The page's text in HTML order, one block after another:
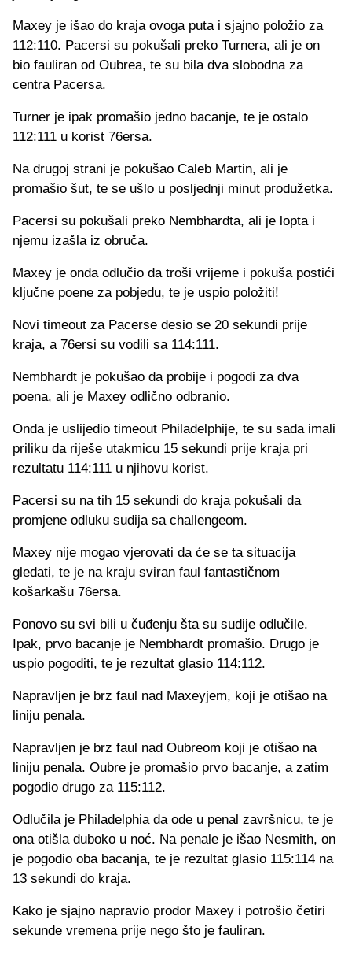
Maxey je išao do kraja ovoga puta i sjajno položio za
112:110. Pacersi su pokušali preko Turnera, ali je on
bio fauliran od Oubrea, te su bila dva slobodna za
centra Pacersa.
Turner je ipak promašio jedno bacanje, te je ostalo
112:111 u korist 76ersa.
Na drugoj strani je pokušao Caleb Martin, ali je
promašio šut, te se ušlo u posljednji minut produžetka.
Pacersi su pokušali preko Nembhardta, ali je lopta i
njemu izašla iz obruča.
Maxey je onda odlučio da troši vrijeme i pokuša postići
ključne poene za pobjedu, te je uspio položiti!
Novi timeout za Pacerse desio se 20 sekundi prije
kraja, a 76ersi su vodili sa 114:111.
Nembhardt je pokušao da probije i pogodi za dva
poena, ali je Maxey odlično odbranio.
Onda je uslijedio timeout Philadelphije, te su sada imali
priliku da riješe utakmicu 15 sekundi prije kraja pri
rezultatu 114:111 u njihovu korist.
Pacersi su na tih 15 sekundi do kraja pokušali da
promjene odluku sudija sa challengeom.
Maxey nije mogao vjerovati da će se ta situacija
gledati, te je na kraju sviran faul fantastičnom
košarkašu 76ersa.
Ponovo su svi bili u čuđenju šta su sudije odlučile.
Ipak, prvo bacanje je Nembhardt promašio. Drugo je
uspio pogoditi, te je rezultat glasio 114:112.
Napravljen je brz faul nad Maxeyjem, koji je otišao na
liniju penala.
Napravljen je brz faul nad Oubreom koji je otišao na
liniju penala. Oubre je promašio prvo bacanje, a zatim
pogodio drugo za 115:112.
Odlučila je Philadelphia da ode u penal završnicu, te je
ona otišla duboko u noć. Na penale je išao Nesmith, on
je pogodio oba bacanja, te je rezultat glasio 115:114 na
13 sekundi do kraja.
Kako je sjajno napravio prodor Maxey i potrošio četiri
sekunde vremena prije nego što je fauliran.